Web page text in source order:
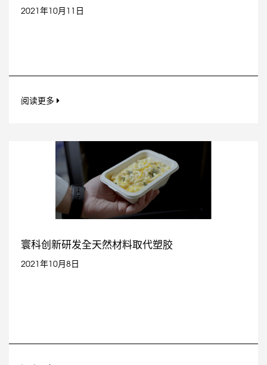
2021年10月11日
阅读更多
寰科创新研发全天然材料取代塑胶
2021年10月8日